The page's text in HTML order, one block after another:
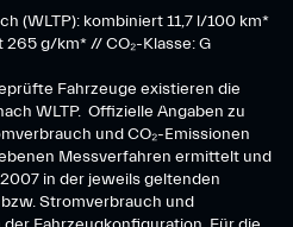
(WLTP): kombiniert 11,7 l/100 km*
g/km* // CO₂-Klasse: G
Fahrzeuge existieren die
WLTP. Offizielle Angaben zu
und CO₂-Emissionen
Messverfahren ermittelt und
in der jeweils geltenden
Stromverbrauch und